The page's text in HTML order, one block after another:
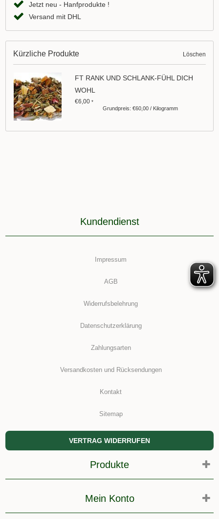
Jetzt neu - Hanfprodukte !
Versand mit DHL
Kürzliche Produkte Löschen
FT RANK UND SCHLANK-FÜHL DICH
WOHL
€6,00*
Grundpreis: €60,00 / Kilogramm
Kundendienst
Impressum
AGB
Widerrufsbelehrung
Datenschutzerklärung
Zahlungsarten
Versandkosten und Rücksendungen
Kontakt
Sitemap
VERTRAG WIDERRUFEN
Produkte
Mein Konto